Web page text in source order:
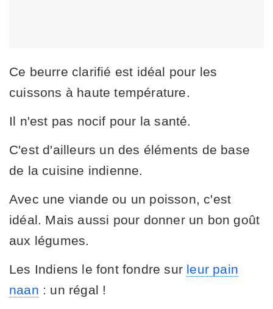
Ce beurre clarifié est idéal pour les
cuissons à haute température.
Il n'est pas nocif pour la santé.
C'est d'ailleurs un des éléments de base
de la cuisine indienne.
Avec une viande ou un poisson, c'est
idéal. Mais aussi pour donner un bon goût
aux légumes.
Les Indiens le font fondre sur leur pain
naan : un régal !